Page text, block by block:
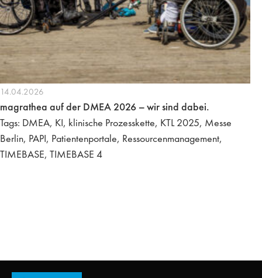
14.04.2026
magrathea auf der DMEA 2026 – wir sind dabei.
Tags: DMEA, KI, klinische Prozesskette, KTL 2025, Messe
Berlin, PAPI, Patientenportale, Ressourcenmanagement,
TIMEBASE, TIMEBASE 4